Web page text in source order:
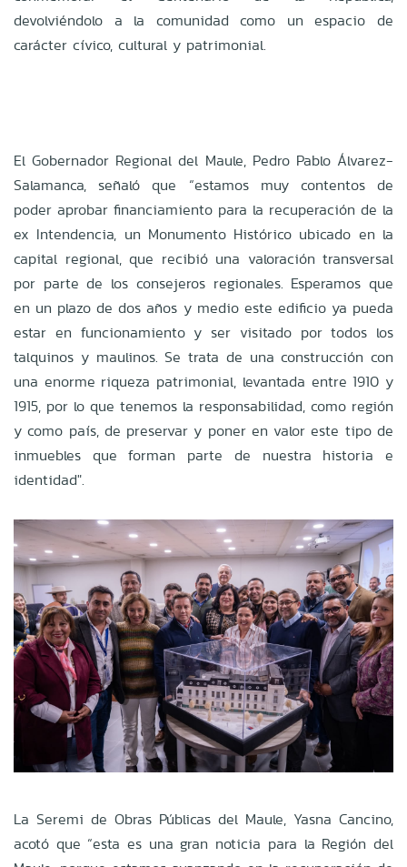
devolviéndolo a la comunidad como un espacio de
carácter cívico, cultural y patrimonial.
El Gobernador Regional del Maule, Pedro Pablo Álvarez-
Salamanca, señaló que “estamos muy contentos de
poder aprobar financiamiento para la recuperación de la
ex Intendencia, un Monumento Histórico ubicado en la
capital regional, que recibió una valoración transversal
por parte de los consejeros regionales. Esperamos que
en un plazo de dos años y medio este edificio ya pueda
estar en funcionamiento y ser visitado por todos los
talquinos y maulinos. Se trata de una construcción con
una enorme riqueza patrimonial, levantada entre 1910 y
1915, por lo que tenemos la responsabilidad, como región
y como país, de preservar y poner en valor este tipo de
inmuebles que forman parte de nuestra historia e
identidad".
La Seremi de Obras Públicas del Maule, Yasna Cancino,
acotó que “esta es una gran noticia para la Región del